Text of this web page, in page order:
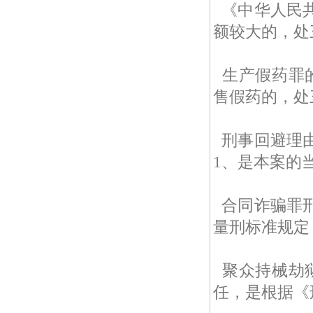
《中华人
额较大的，
生产假药罪
售假药的，
刑事回避理
1、是本案的
合同诈骗罪
量刑标准规
聚众持械劫
任，是根据